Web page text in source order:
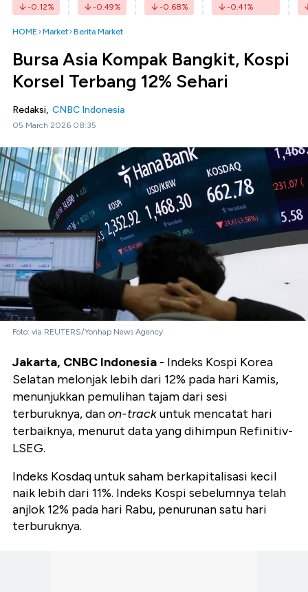
-0.12% -0.49% -0.68% -0.41%
HOME Market Berita Market
Bursa Asia Kompak Bangkit, Kospi
Korsel Terbang 12% Sehari
Redaksi, CNBC Indonesia
05 March 2026 08:35
Foto: via REUTERS/Yonhap News Agency
Jakarta, CNBC Indonesia - Indeks Kospi Korea
Selatan melonjak lebih dari 12% pada hari Kamis,
menunjukkan pemulihan tajam dari sesi
terburuknya, danon-trackuntuk mencatat hari
terbaiknya, menurut data yang dihimpun Refinitiv-
LSEG.
Indeks Kosdaq untuk saham berkapitalisasi kecil
naik lebih dari 11%. Indeks Kospi sebelumnya telah
anjlok 12% pada hari Rabu, penurunan satu hari
terburuknya.